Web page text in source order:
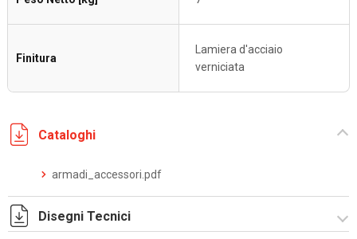
Finitura
Lamiera d'acciaio
verniciata
Cataloghi
armadi_accessori.pdf
Disegni Tecnici